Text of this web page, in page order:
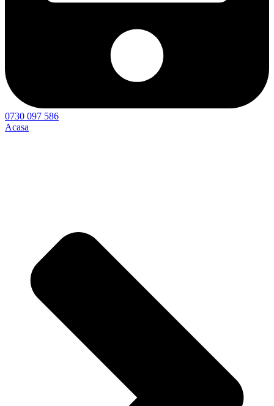
0730 097 586
Acasa